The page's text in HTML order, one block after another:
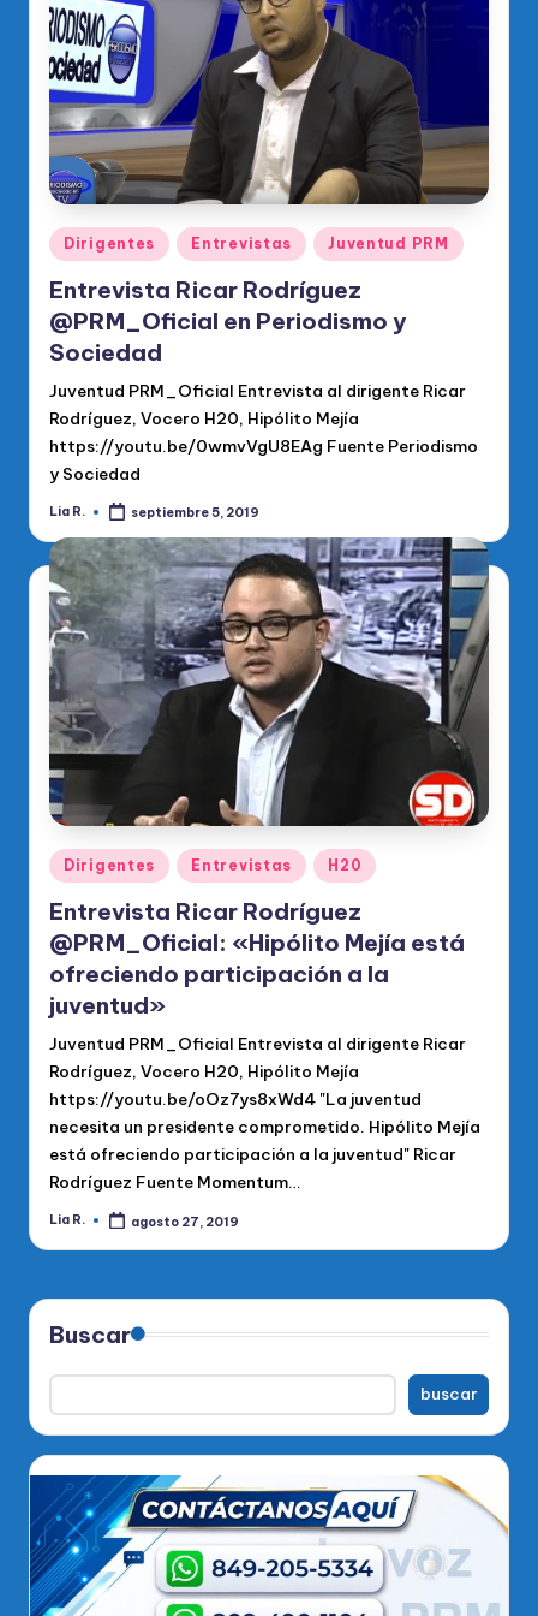
di
c
o
O
fi
ci
al
d
el
P
R
M
Publicado
en
Dirigentes Entrevistas Juventud PRM
Entrevista Ricar Rodríguez
@PRM_Oficial en Periodismo y
Sociedad
Juventud PRM_Oficial Entrevista al dirigente Ricar
Rodríguez, Vocero H20, Hipólito Mejía
https://youtu.be/0wmvVgU8EAg Fuente Periodismo
y Sociedad
Publicado
Lia R. septiembre 5, 2019
Publicado
en
Dirigentes Entrevistas H20
Entrevista Ricar Rodríguez
@PRM_Oficial: «Hipólito Mejía está
ofreciendo participación a la
juventud»
Juventud PRM_Oficial Entrevista al dirigente Ricar
Rodríguez, Vocero H20, Hipólito Mejía
https://youtu.be/oOz7ys8xWd4 "La juventud
necesita un presidente comprometido. Hipólito Mejía
está ofreciendo participación a la juventud" Ricar
Rodríguez Fuente Momentum…
Publicado
Lia R. agosto 27, 2019
Buscar
buscar